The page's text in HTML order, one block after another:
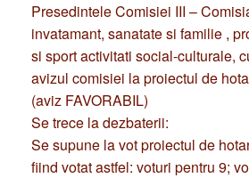
Presedintele Comisiei III –
invatamant, sanatate si familie ,
si sport activitati social-culturale,
avizul comisiei la proiectul de
(aviz FAVORABIL)
Se trece la dezbaterii:
Se supune la vot proiectul de
fiind votat astfel: voturi pentru 9;